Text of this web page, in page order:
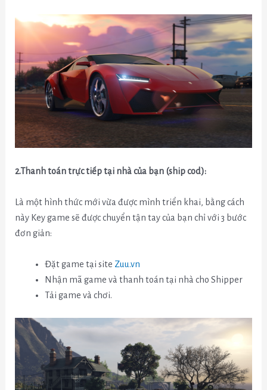
2.Thanh toán trực tiếp tại nhà của bạn (ship cod):
Là một hình thức mới vừa được mình triển khai, bằng cách
này Key game sẽ được chuyển tận tay của bạn chỉ với 3 bước
đơn giản:
Đặt game tại site Zuu.vn
Nhận mã game và thanh toán tại nhà cho Shipper
Tải game và chơi.